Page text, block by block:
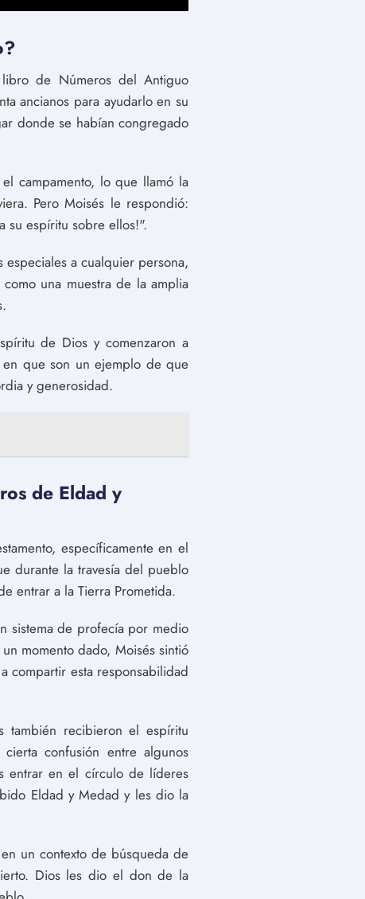
de Números del Antiguo
ancianos para ayudarlo en su
donde se habían congregado
campamento, lo que llamó la
Pero Moisés le respondió:
su espíritu sobre ellos!".
a cualquier persona,
una muestra de la amplia
de Dios y comenzaron a
que son un ejemplo de que
y generosidad.
de Eldad y
específicamente en el
durante la travesía del pueblo
entrar a la Tierra Prometida.
sistema de profecía por medio
momento dado, Moisés sintió
compartir esta responsabilidad
también recibieron el espíritu
confusión entre algunos
entrar en el círculo de líderes
Eldad y Medad y les dio la
un contexto de búsqueda de
Dios les dio el don de la